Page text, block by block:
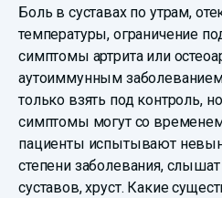
Боль в суставах по утрам,
температуры, ограничение
симптомы артрита или
аутоиммунным
только взять под контроль,
симптомы могут со временем
пациенты испытывают
степени заболевания,
суставов, хруст. Какие